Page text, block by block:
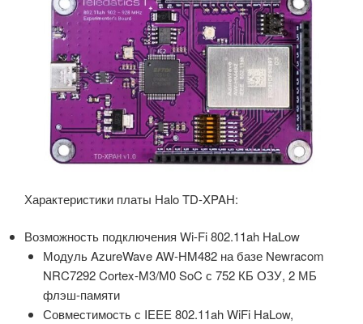
Характеристики платы Halo TD-XPAH:
Возможность подключения Wi-Fi 802.11ah HaLow
Модуль AzureWave AW-HM482 на базе Newracom
NRC7292 Cortex-M3/M0 SoC с 752 КБ ОЗУ, 2 МБ
флэш-памяти
Совместимость с IEEE 802.11ah WiFi HaLow,